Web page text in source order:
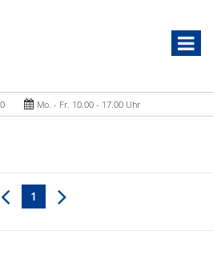
Mo. - Fr. 10.00 - 17.00 Uhr
1